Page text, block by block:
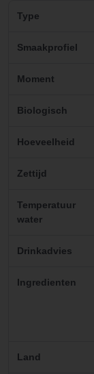
Type
Smaakprofiel
Moment
Biologisch
Hoeveelheid
Zettijd
Temperatuur
water
Drinkadvies
Ingredienten
Land